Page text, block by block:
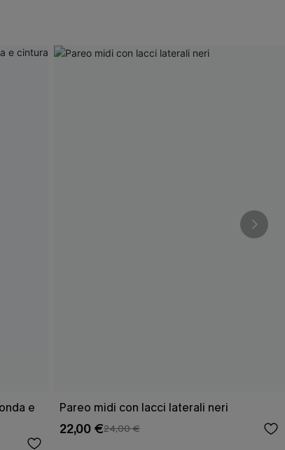
e
Pareo midi con lacci laterali neri
22,00 €24,00 €